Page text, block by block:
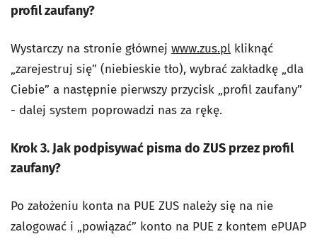
profil zaufany?
Wystarczy na stronie głównej www.zus.pl kliknąć
„zarejestruj się” (niebieskie tło), wybrać zakładkę „dla
Ciebie” a następnie pierwszy przycisk „profil zaufany”
- dalej system poprowadzi nas za rękę.
Krok 3. Jak podpisywać pisma do ZUS przez profil
zaufany?
Po założeniu konta na PUE ZUS należy się na nie
zalogować i „powiązać” konto na PUE z kontem ePUAP